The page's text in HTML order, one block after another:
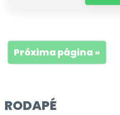
Próxima página »
RODAPÉ